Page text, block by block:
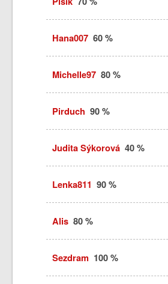
Hana00760 %
Michelle9780 %
Pirduch 90 %
Judita Sýkorová40 %
Lenka811 90 %
Alis80 %
Sezdram 100 %